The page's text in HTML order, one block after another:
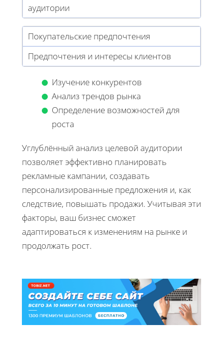
аудитории
Покупательские предпочтения
Предпочтения и интересы клиентов
Изучение конкурентов
Анализ трендов рынка
Определение возможностей для
роста
Углублённый анализ целевой аудитории
позволяет эффективно планировать
рекламные кампании, создавать
персонализированные предложения и, как
следствие, повышать продажи. Учитывая эти
факторы, ваш бизнес сможет
адаптироваться к изменениям на рынке и
продолжать рост.